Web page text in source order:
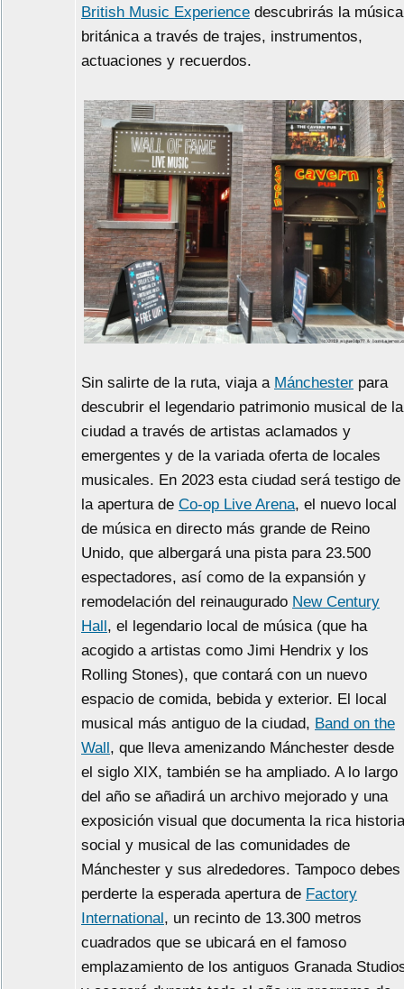
British Music Experience descubrirás la música
británica a través de trajes, instrumentos,
actuaciones y recuerdos.
Sin salirte de la ruta, viaja a Mánchester para
descubrir el legendario patrimonio musical de la
ciudad a través de artistas aclamados y
emergentes y de la variada oferta de locales
musicales. En 2023 esta ciudad será testigo de
la apertura de Co-op Live Arena, el nuevo local
de música en directo más grande de Reino
Unido, que albergará una pista para 23.500
espectadores, así como de la expansión y
remodelación del reinaugurado New Century
Hall , el legendario local de música (que ha
acogido a artistas como Jimi Hendrix y los
Rolling Stones), que contará con un nuevo
espacio de comida, bebida y exterior. El local
musical más antiguo de la ciudad, Band on the
Wall , que lleva amenizando Mánchester desde
el siglo XIX, también se ha ampliado. A lo largo
del año se añadirá un archivo mejorado y una
exposición visual que documenta la rica historia
social y musical de las comunidades de
Mánchester y sus alrededores. Tampoco debes
perderte la esperada apertura de Factory
International , un recinto de 13.300 metros
cuadrados que se ubicará en el famoso
emplazamiento de los antiguos Granada